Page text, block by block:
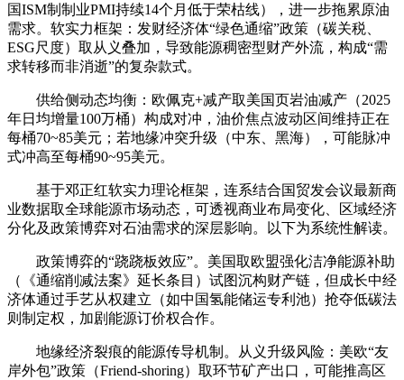
国ISM制制业PMI持续14个月低于荣枯线），进一步拖累原油
需求‌。软实力框架：发财经济体“绿色通缩”政策（碳关税、
ESG尺度）取从义叠加，导致能源稠密型财产外流，构成“需
求转移而非消逝”的复杂款式‌。
‌供给侧动态均衡‌：欧佩克+减产取美国页岩油减产（2025
年日均增量100万桶）构成对冲，油价焦点波动区间维持正在
每桶70~85美元；若地缘冲突升级（中东、黑海），可能脉冲
式冲高至每桶90~95美元。
基于邓正红软实力理论框架，连系结合国贸发会议最新商
业数据取全球能源市场动态，可透视商业布局变化、区域经济
分化及政策博弈对石油需求的深层影响。以下为系统性解读。
‌政策博弈的“跷跷板效应”‌。美国取欧盟强化洁净能源补助
（《通缩削减法案》延长条目）试图沉构财产链，但成长中经
济体通过手艺从权建立（如中国氢能储运专利池）抢夺低碳法
则制定权，加剧能源订价权合作‌。
‌地缘经济裂痕的能源传导机制‌。‌从义升级风险‌：美欧“友
岸外包”政策（Friend-shoring）取环节矿产出口，可能推高区